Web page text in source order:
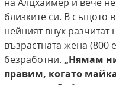
на Алцхаймер и вече
близките си. В същото
нейният внук разчитат
възрастната жена (800
безработни. „Нямам
правим, когато